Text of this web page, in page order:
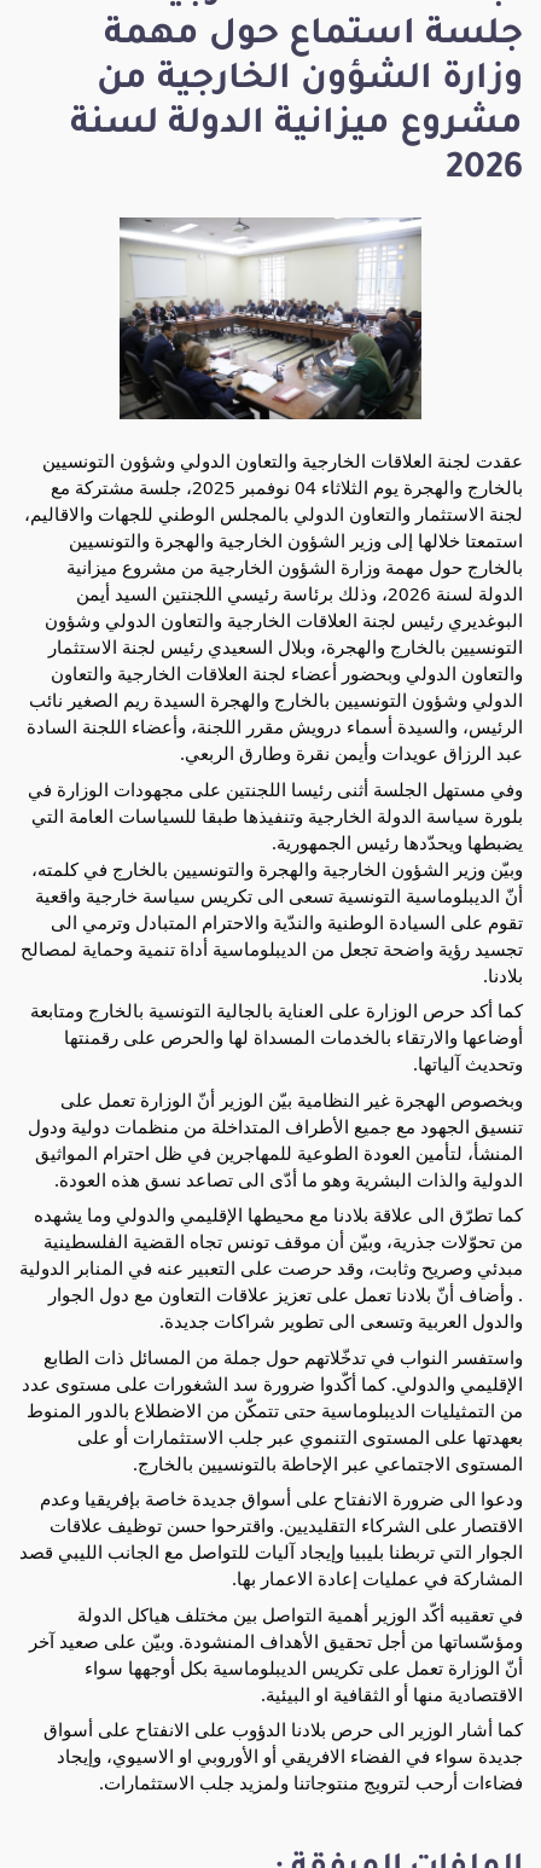
جلسة استماع حول مهمة
وزارة الشؤون الخارجية من
مشروع ميزانية الدولة لسنة
2026
عقدت لجنة العلاقات الخارجية والتعاون الدولي وشؤون التونسيين
بالخارج والهجرة يوم الثلاثاء 04 نوفمبر 2025، جلسة مشتركة مع
لجنة الاستثمار والتعاون الدولي بالمجلس الوطني للجهات والاقاليم،
استمعتا خلالها إلى وزير الشؤون الخارجية والهجرة والتونسيين
بالخارج حول مهمة وزارة الشؤون الخارجية من مشروع ميزانية
الدولة لسنة 2026، وذلك برئاسة رئيسي اللجنتين السيد أيمن
البوغديري رئيس لجنة العلاقات الخارجية والتعاون الدولي وشؤون
التونسيين بالخارج والهجرة، وبلال السعيدي رئيس لجنة الاستثمار
والتعاون الدولي وبحضور أعضاء لجنة العلاقات الخارجية والتعاون
الدولي وشؤون التونسيين بالخارج والهجرة السيدة ريم الصغير نائب
الرئيس، والسيدة أسماء درويش مقرر اللجنة، وأعضاء اللجنة السادة
عبد الرزاق عويدات وأيمن نقرة وطارق الربعي.
وفي مستهل الجلسة أثنى رئيسا اللجنتين على مجهودات الوزارة في
بلورة سياسة الدولة الخارجية وتنفيذها طبقا للسياسات العامة التي
يضبطها ويحدّدها رئيس الجمهورية.
وبيّن وزير الشؤون الخارجية والهجرة والتونسيين بالخارج في كلمته،
أنّ الديبلوماسية التونسية تسعى الى تكريس سياسة خارجية واقعية
تقوم على السيادة الوطنية والندّية والاحترام المتبادل وترمي الى
تجسيد رؤية واضحة تجعل من الديبلوماسية أداة تنمية وحماية لمصالح
بلادنا.
كما أكد حرص الوزارة على العناية بالجالية التونسية بالخارج ومتابعة
أوضاعها والارتقاء بالخدمات المسداة لها والحرص على رقمنتها
وتحديث آلياتها.
وبخصوص الهجرة غير النظامية بيّن الوزير أنّ الوزارة تعمل على
تنسيق الجهود مع جميع الأطراف المتداخلة من منظمات دولية ودول
المنشأ، لتأمين العودة الطوعية للمهاجرين في ظل احترام المواثيق
الدولية والذات البشرية وهو ما أدّى الى تصاعد نسق هذه العودة.
كما تطرّق الى علاقة بلادنا مع محيطها الإقليمي والدولي وما يشهده
من تحوّلات جذرية، وبيّن أن موقف تونس تجاه القضية الفلسطينية
مبدئي وصريح وثابت، وقد حرصت على التعبير عنه في المنابر الدولية
. وأضاف أنّ بلادنا تعمل على تعزيز علاقات التعاون مع دول الجوار
والدول العربية وتسعى الى تطوير شراكات جديدة.
واستفسر النواب في تدخّلاتهم حول جملة من المسائل ذات الطابع
الإقليمي والدولي. كما أكّدوا ضرورة سد الشغورات على مستوى عدد
من التمثيليات الديبلوماسية حتى تتمكّن من الاضطلاع بالدور المنوط
بعهدتها على المستوى التنموي عبر جلب الاستثمارات أو على
المستوى الاجتماعي عبر الإحاطة بالتونسيين بالخارج.
ودعوا الى ضرورة الانفتاح على أسواق جديدة خاصة بإفريقيا وعدم
الاقتصار على الشركاء التقليديين. واقترحوا حسن توظيف علاقات
الجوار التي تربطنا بليبيا وإيجاد آليات للتواصل مع الجانب الليبي قصد
المشاركة في عمليات إعادة الاعمار بها.
في تعقيبه أكّد الوزير أهمية التواصل بين مختلف هياكل الدولة
ومؤسّساتها من أجل تحقيق الأهداف المنشودة. وبيّن على صعيد آخر
أنّ الوزارة تعمل على تكريس الديبلوماسية بكل أوجهها سواء
الاقتصادية منها أو الثقافية او البيئية.
كما أشار الوزير الى حرص بلادنا الدؤوب على الانفتاح على أسواق
جديدة سواء في الفضاء الافريقي أو الأوروبي او الاسيوي، وإيجاد
فضاءات أرحب لترويج منتوجاتنا ولمزيد جلب الاستثمارات.